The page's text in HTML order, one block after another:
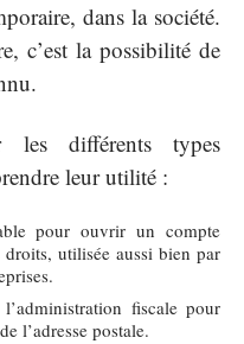
dans la société.
c’est la possibilité de
les différents types
leur utilité :
pour ouvrir un compte
utilisée aussi bien par
fiscale pour
l’adresse postale.